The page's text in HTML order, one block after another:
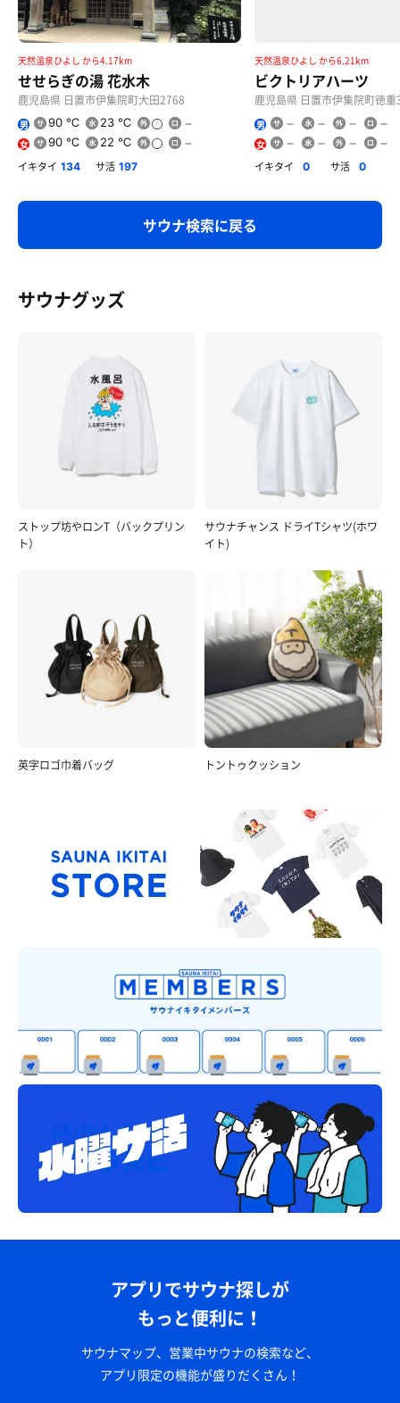
天然温泉ひよし から4.17km
せせらぎの湯 花水木
鹿児島県 日置市伊集院町大田2768
男 90 ℃ 23 ℃
女 90 ℃ 22 ℃
イキタイ 134 サ活 197
天然温泉ひよし から6.21km
ビクトリアハーツ
鹿児島県 日置市伊集院町徳
男
女
イキタイ 0 サ活 0
サウナ検索に戻る
サウナグッズ
ストップ坊やロンT（バックプリン
ト）
サウナチャンス ドライTシャツ(ホワ
イト)
英字ロゴ巾着バッグ トントゥクッション
アプリでサウナ探しが
もっと便利に！
サウナマップ、営業中サウナの検索など、
アプリ限定の機能が盛りだくさん！